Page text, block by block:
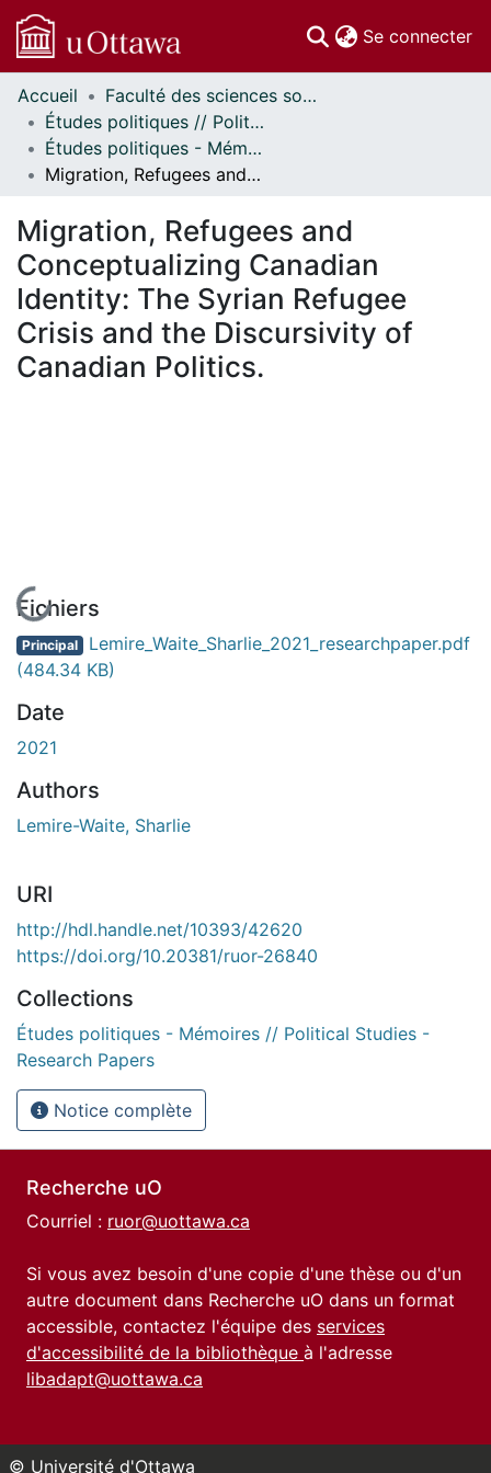
Se connecter
Communautés
et collections
Parcourir
Statistiques
À propos
Accueil
Faculté des sciences sociales // Faculty of Social Sciences
Études politiques // Political Studies
Études politiques - Mémoires // Political Studies - Research Papers
Migration, Refugees and Conceptualizing Canadian Identity: The Syrian Refugee Crisis and the Discursivity of Canadian Politics.
Migration, Refugees and
Conceptualizing Canadian
Identity: The Syrian Refugee
Crisis and the Discursivity of
Canadian Politics.
En cours de chargement...
Fichiers
Principal Lemire_Waite_Sharlie_2021_researchpaper.pdf
(484.34 KB)
Date
2021
Authors
Lemire-Waite, Sharlie
URI
http://hdl.handle.net/10393/42620
https://doi.org/10.20381/ruor-26840
Collections
Études politiques - Mémoires // Political Studies -
Research Papers
Notice complète
Recherche uO
Courriel : ruor@uottawa.ca
Si vous avez besoin d'une copie d'une thèse ou d'un
autre document dans Recherche uO dans un format
accessible, contactez l'équipe des services
d'accessibilité de la bibliothèque à l'adresse
libadapt@uottawa.ca
© Université d'Ottawa